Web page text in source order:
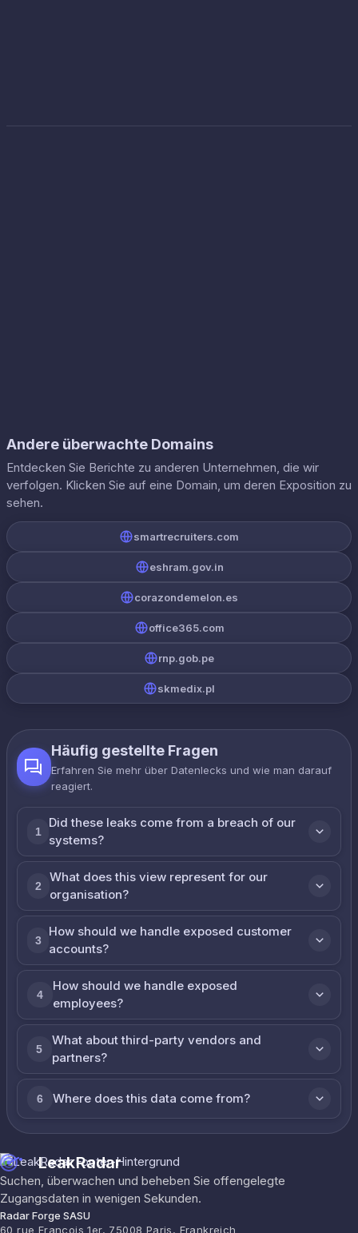
Andere überwachte Domains
Entdecken Sie Berichte zu anderen Unternehmen, die wir
verfolgen. Klicken Sie auf eine Domain, um deren Exposition zu
sehen.
smartrecruiters.com
eshram.gov.in
corazondemelon.es
office365.com
rnp.gob.pe
skmedix.pl
Häufig gestellte Fragen
Erfahren Sie mehr über Datenlecks und wie man darauf
reagiert.
1
Did these leaks come from a breach of our
systems?
2
What does this view represent for our
organisation?
3
How should we handle exposed customer
accounts?
4
How should we handle exposed
employees?
5
What about third-party vendors and
partners?
6 Where does this data come from?
LeakRadar
Suchen, überwachen und beheben Sie offengelegte
Zugangsdaten in wenigen Sekunden.
Radar Forge SASU
60 rue François 1er, 75008 Paris, Frankreich